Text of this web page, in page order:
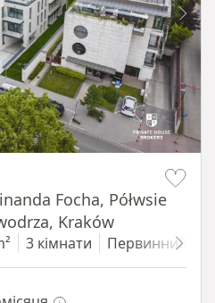
Focha, Półwsie
Kraków
3 кімнати Первинний